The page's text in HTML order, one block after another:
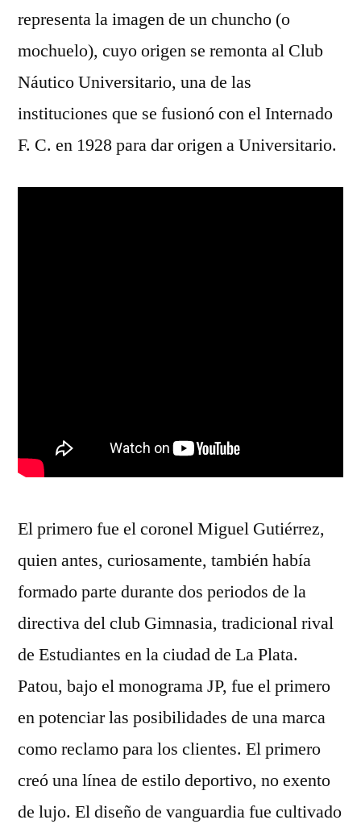
representa la imagen de un chuncho (o
mochuelo), cuyo origen se remonta al Club
Náutico Universitario, una de las
instituciones que se fusionó con el Internado
F. C. en 1928 para dar origen a Universitario.
El primero fue el coronel Miguel Gutiérrez,
quien antes, curiosamente, también había
formado parte durante dos periodos de la
directiva del club Gimnasia, tradicional rival
de Estudiantes en la ciudad de La Plata.
Patou, bajo el monograma JP, fue el primero
en potenciar las posibilidades de una marca
como reclamo para los clientes. El primero
creó una línea de estilo deportivo, no exento
de lujo. El diseño de vanguardia fue cultivado